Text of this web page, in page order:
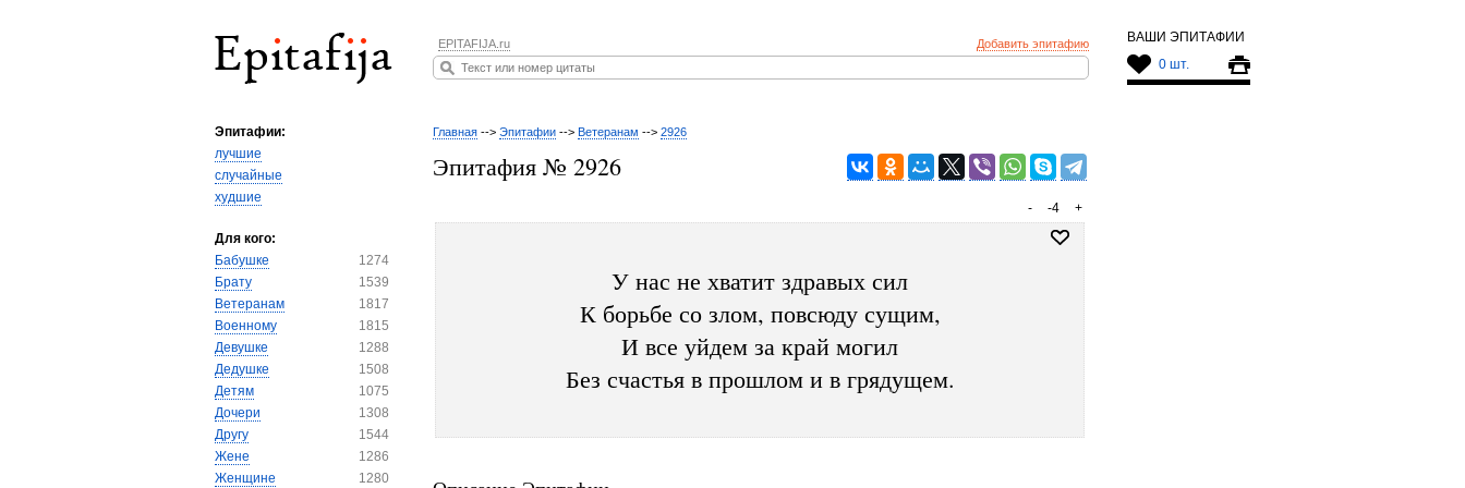
ВАШИ ЭПИТАФИИ
0 шт.
Добавить эпитафию
EPITAFIJA.ru
Эпитафии:
лучшие
случайные
худшие
Для кого:
Бабушке
1274
Брату
1539
Ветеранам
1817
Военному
1815
Девушке
1288
Дедушке
1508
Детям
1075
Дочери
1308
Другу
1544
Жене
1286
Женщине
1280
Главная --> Эпитафии --> Ветеранам --> 2926
Эпитафия № 2926
+
-4
-
У нас не хватит здравых сил
К борьбе со злом, повсюду сущим,
И все уйдем за край могил
Без счастья в прошлом и в грядущем.